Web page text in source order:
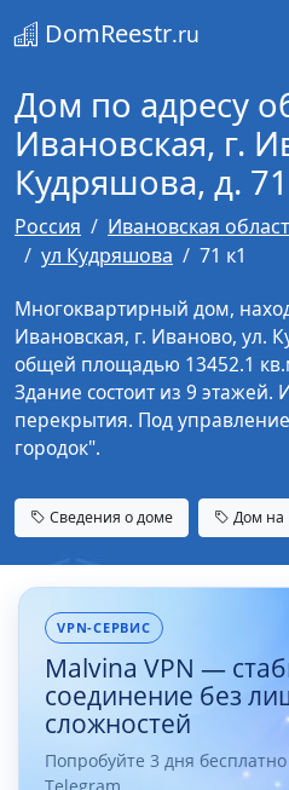
DomReestr.ru
Дом по адресу
Ивановская, г.
Кудряшова, д.
Россия Ивановская
ул Кудряшова
71 к1
Многоквартирный дом,
Ивановская, г. Иваново, ул.
общей площадью 13452.1
Здание состоит из 9
перекрытия. Под
городок".
Сведения о доме Дом на
VPN-СЕРВИС
Malvina VPN —
соединение без
сложностей
Попробуйте 3 дня